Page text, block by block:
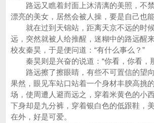
路远又瞧着封面上沐清漓的美照，不禁
漂亮的美女，居然会被人操，要是自己也
就在过到天锦站，距离天京不远的时
远，突然就被人给推醒，迷糊中的路远醒
校友秦昊，于是便问道：“有什么事么？”
秦昊则是兴奋的说道：“你看，你看，
路远擦了擦眼睛，有些不可置信的望向
果然，眼见车站口站着一个身材丰腴高挑
场，使周遭人避而远之，穿着米黄色的小
下身却是九分裤，穿着银白色的低跟鞋，
在外，好是可爱。